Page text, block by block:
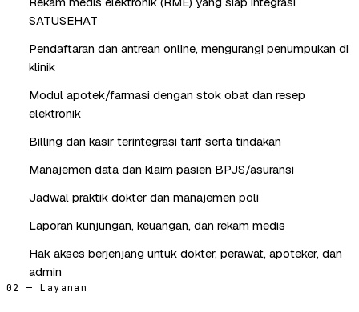
SATUSEHAT
Pendaftaran dan antrean online, mengurangi penumpukan di
klinik
Modul apotek/farmasi dengan stok obat dan resep
elektronik
Billing dan kasir terintegrasi tarif serta tindakan
Manajemen data dan klaim pasien BPJS/asuransi
Jadwal praktik dokter dan manajemen poli
Laporan kunjungan, keuangan, dan rekam medis
Hak akses berjenjang untuk dokter, perawat, apoteker, dan
admin
02 — Layanan